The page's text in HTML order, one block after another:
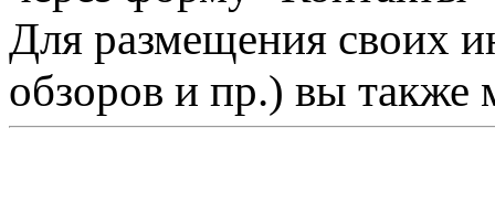
Для размещения своих
обзоров и пр.) вы также